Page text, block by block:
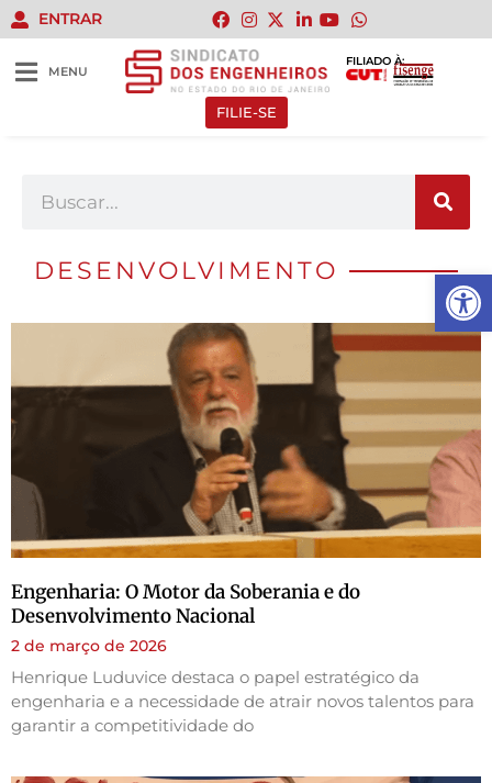
Abrir
ENTRAR
MENU
FILIADO À:
FILIE-SE
DESENVOLVIMENTO
Engenharia: O Motor da Soberania e do
Desenvolvimento Nacional
2 de março de 2026
Henrique Luduvice destaca o papel estratégico da
engenharia e a necessidade de atrair novos talentos para
garantir a competitividade do